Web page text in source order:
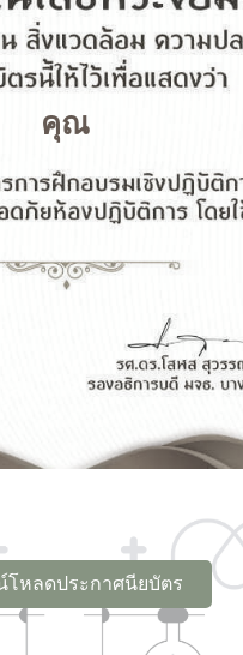
คุณ
โหลดประกาศนียบัตร